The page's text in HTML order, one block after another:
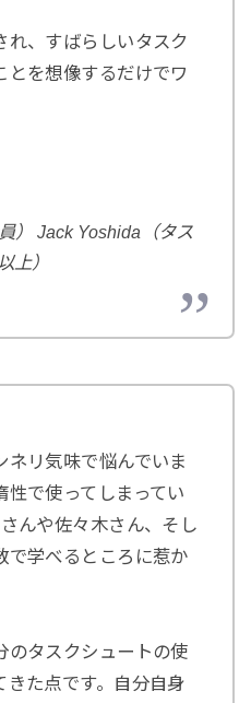
れ、すばらしいタスク
とを想像するだけでワ
） Jack Yoshida（タス
上）
ネリ気味で悩んでいま
性で使ってしまってい
んや佐々木さん、そし
で学べるところに惹か
のタスクシュートの使
きた点です。自分自身